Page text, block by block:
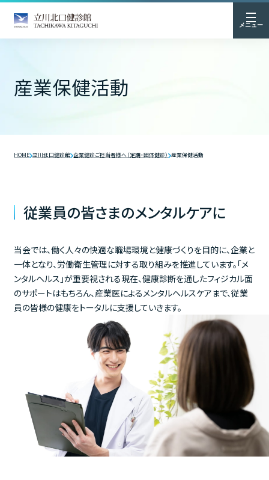
メニュー
産業保健活動
HOME 立川北口健診館 企業健診ご担当者様へ（定期・団体健診） 産業保健活動
従業員の皆さまのメンタルケアに
当会では、働く人々の快適な職場環境と健康づくりを目的に、企業と
一体となり、労働衛生管理に対する取り組みを推進しています。「メ
ンタルヘルス」が重要視される現在、健康診断を通したフィジカル面
のサポートはもちろん、産業医によるメンタルヘルスケアまで、従業
員の皆様の健康をトータルに支援していきます。